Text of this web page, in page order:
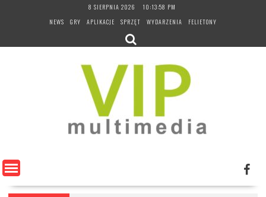
8 SIERPNIA 2026
10:13:59 PM
NEWS
GRY APLIKACJE SPRZĘT WYDARZENIA FELIETONY